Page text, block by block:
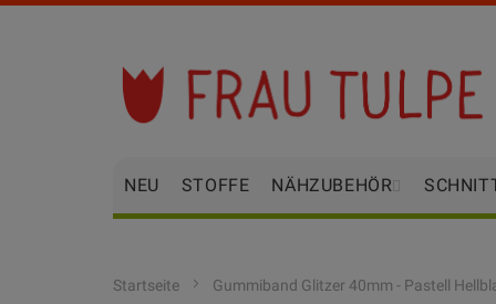
Inhalt
springen
NEU STOFFE NÄHZUBEHÖR
Startseite Gummiband Glitzer 40mm - Pastell